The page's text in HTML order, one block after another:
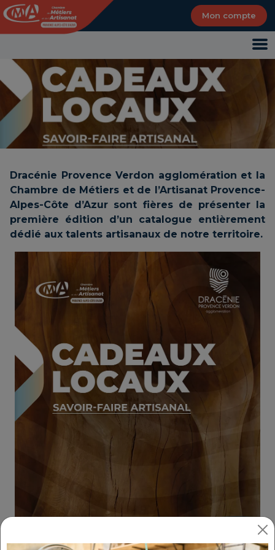
Mon compte
Dracénie Provence Verdon agglomération et la
Chambre de Métiers et de l’Artisanat Provence-
Alpes-Côte d’Azur sont fières de présenter la
première édition d’un catalogue entièrement
dédié aux talents artisanaux de notre territoire.
Panneau de gestion des cookies